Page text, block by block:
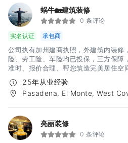
蜗牛🏡建筑装修
0 条评论
实名认证
承包商
公司执有加州建商执照，外建筑内装修
险、劳工险、车险均已投保，三方保障
准时、报价合理、帮您筑造完美居住空
25年从业经验
Pasadena, El Monte, West
亮丽装修
0 条评论